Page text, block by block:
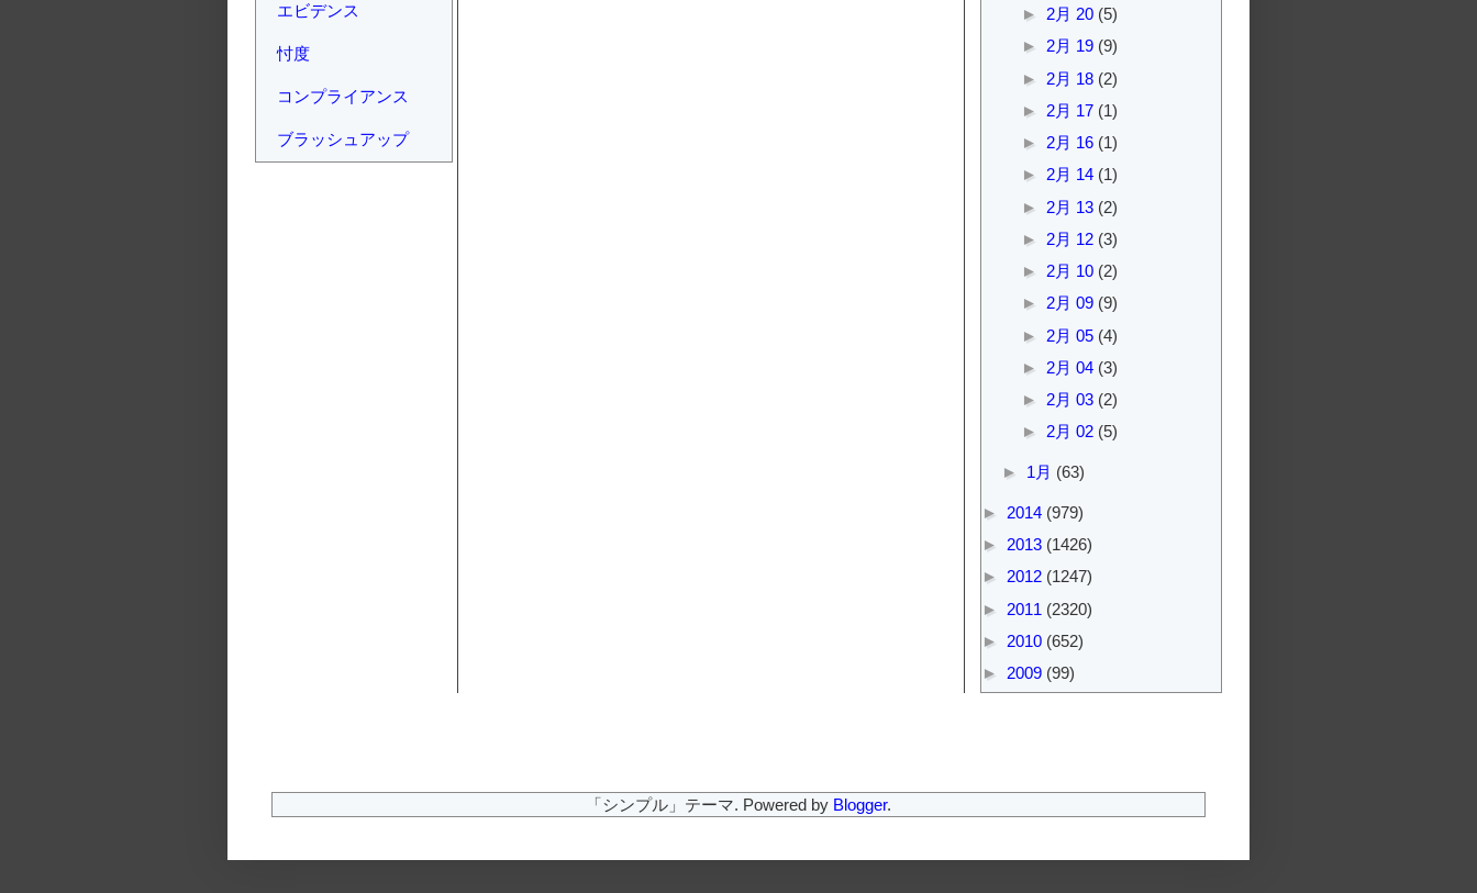
エビデンス
忖度
コンプライアンス
ブラッシュアップ
► 2月 20 (5)
► 2月 19 (9)
► 2月 18 (2)
► 2月 17 (1)
► 2月 16 (1)
► 2月 14 (1)
► 2月 13 (2)
► 2月 12 (3)
► 2月 10 (2)
► 2月 09 (9)
► 2月 05 (4)
► 2月 04 (3)
► 2月 03 (2)
► 2月 02 (5)
► 1月 (63)
► 2014 (979)
► 2013 (1426)
► 2012 (1247)
► 2011 (2320)
► 2010 (652)
► 2009 (99)
「シンプル」テーマ. Powered by Blogger.